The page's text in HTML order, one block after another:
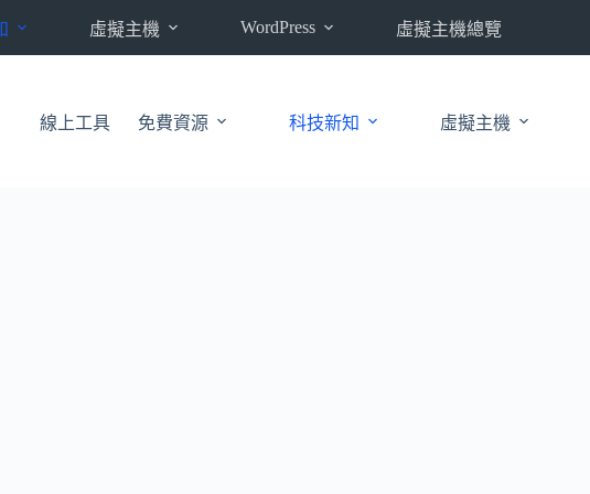
虛擬主機 WordPress 虛擬主機總覽
線上工具 免費資源 科技新知 虛擬主機